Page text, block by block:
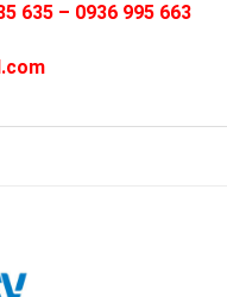
635 – 0936 995 663